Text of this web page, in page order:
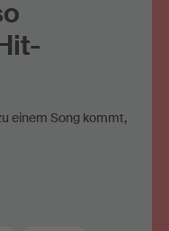
einem Song kommt,